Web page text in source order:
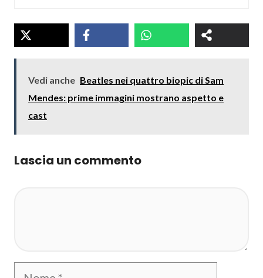
Vedi anche Beatles nei quattro biopic di Sam
Mendes: prime immagini mostrano aspetto e
cast
Lascia un commento
Nome